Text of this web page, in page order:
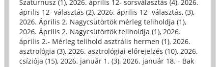
Szaturnusz (1), 2026. április 12- sorsválasztás (4), 2026.
április 12- választás (2), 2026. április 12- választás, (3),
2026. Április 2. Nagycsütörtök mérleg teliholdja (1),
2026. Április 2. Nagycsütörtök teliholdja (1), 2026.
április 2.- Mérleg telihold asztrális hermen (1), 2026.
asztrológia (3), 2026. asztrológiai előrejelzés (10), 2026.
csíziója (15), 2026. január 1. (3), 2026. január 18. - Bak